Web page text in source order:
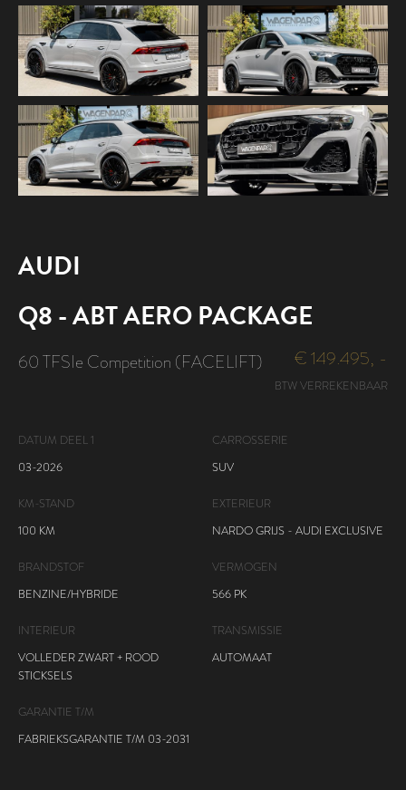
AUDI
Q8 - ABT AERO PACKAGE
60 TFSIe Competition (FACELIFT) € 149.495, -
BTW VERREKENBAAR
DATUM DEEL 1
03-2026
CARROSSERIE
SUV
KM-STAND
100 KM
EXTERIEUR
NARDO GRIJS - AUDI EXCLUSIVE
BRANDSTOF
BENZINE/HYBRIDE
VERMOGEN
566 PK
INTERIEUR
VOLLEDER ZWART + ROOD
STICKSELS
TRANSMISSIE
AUTOMAAT
GARANTIE T/M
FABRIEKSGARANTIE T/M 03-2031